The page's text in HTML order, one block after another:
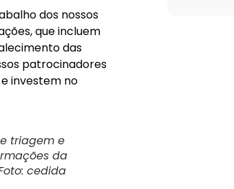
dos nossos
que incluem
das
patrocinadores
investem no
triagem e
da
cedida